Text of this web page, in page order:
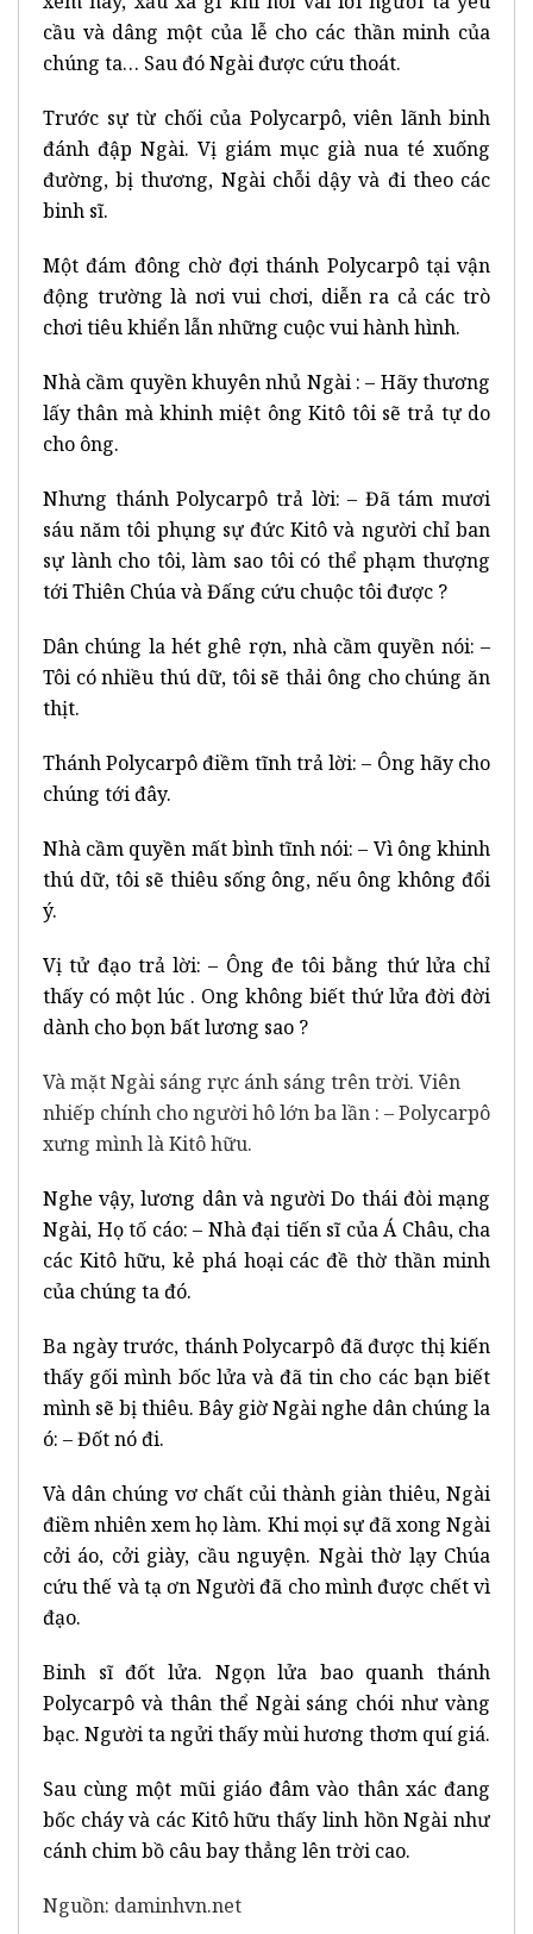
cầu và dâng một của lễ cho các thần minh của
chúng ta… Sau đó Ngài được cứu thoát.
Trước sự từ chối của Polycarpô, viên lãnh binh
đánh đập Ngài. Vị giám mục già nua té xuống
đường, bị thương, Ngài chỗi dậy và đi theo các
binh sĩ.
Một đám đông chờ đợi thánh Polycarpô tại vận
động trường là nơi vui chơi, diễn ra cả các trò
chơi tiêu khiển lẫn những cuộc vui hành hình.
Nhà cầm quyền khuyên nhủ Ngài : – Hãy thương
lấy thân mà khinh miệt ông Kitô tôi sẽ trả tự do
cho ông.
Nhưng thánh Polycarpô trả lời: – Đã tám mươi
sáu năm tôi phụng sự đức Kitô và người chỉ ban
sự lành cho tôi, làm sao tôi có thể phạm thượng
tới Thiên Chúa và Đấng cứu chuộc tôi được ?
Dân chúng la hét ghê rợn, nhà cầm quyền nói: –
Tôi có nhiều thú dữ, tôi sẽ thải ông cho chúng ăn
thịt.
Thánh Polycarpô điềm tĩnh trả lời: – Ông hãy cho
chúng tới đây.
Nhà cầm quyền mất bình tĩnh nói: – Vì ông khinh
thú dữ, tôi sẽ thiêu sống ông, nếu ông không đổi
ý.
Vị tử đạo trả lời: – Ông đe tôi bằng thứ lửa chỉ
thấy có một lúc . Ong không biết thứ lửa đời đời
dành cho bọn bất lương sao ?
Và mặt Ngài sáng rực ánh sáng trên trời. Viên
nhiếp chính cho người hô lớn ba lần : – Polycarpô
xưng mình là Kitô hữu.
Nghe vậy, lương dân và người Do thái đòi mạng
Ngài, Họ tố cáo: – Nhà đại tiến sĩ của Á Châu, cha
các Kitô hữu, kẻ phá hoại các đề thờ thần minh
của chúng ta đó.
Ba ngày trước, thánh Polycarpô đã được thị kiến
thấy gối mình bốc lửa và đã tin cho các bạn biết
mình sẽ bị thiêu. Bây giờ Ngài nghe dân chúng la
ó: – Đốt nó đi.
Và dân chúng vơ chất củi thành giàn thiêu, Ngài
điềm nhiên xem họ làm. Khi mọi sự đã xong Ngài
cởi áo, cởi giày, cầu nguyện. Ngài thờ lạy Chúa
cứu thế và tạ ơn Người đã cho mình được chết vì
đạo.
Binh sĩ đốt lửa. Ngọn lửa bao quanh thánh
Polycarpô và thân thể Ngài sáng chói như vàng
bạc. Người ta ngửi thấy mùi hương thơm quí giá.
Sau cùng một mũi giáo đâm vào thân xác đang
bốc cháy và các Kitô hữu thấy linh hồn Ngài như
cánh chim bồ câu bay thẳng lên trời cao.
Nguồn: daminhvn.net